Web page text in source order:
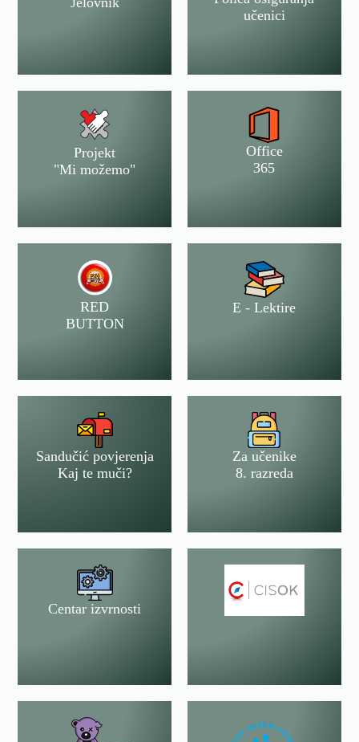
učenici
Projekt
"Mi možemo"
Office
365
RED
BUTTON
E - Lektire
Sandučić povjerenja
Kaj te muči?
Za učenike
8. razreda
Centar izvrnosti